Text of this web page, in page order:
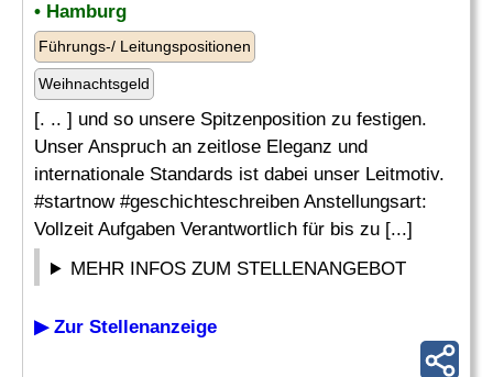
• Hamburg
Führungs-/ Leitungspositionen
Weihnachtsgeld
[. .. ] und so unsere Spitzenposition zu festigen.
Unser Anspruch an zeitlose Eleganz und
internationale Standards ist dabei unser Leitmotiv.
#startnow #geschichteschreiben Anstellungsart:
Vollzeit Aufgaben Verantwortlich für bis zu [...]
MEHR INFOS ZUM STELLENANGEBOT
▶ Zur Stellenanzeige